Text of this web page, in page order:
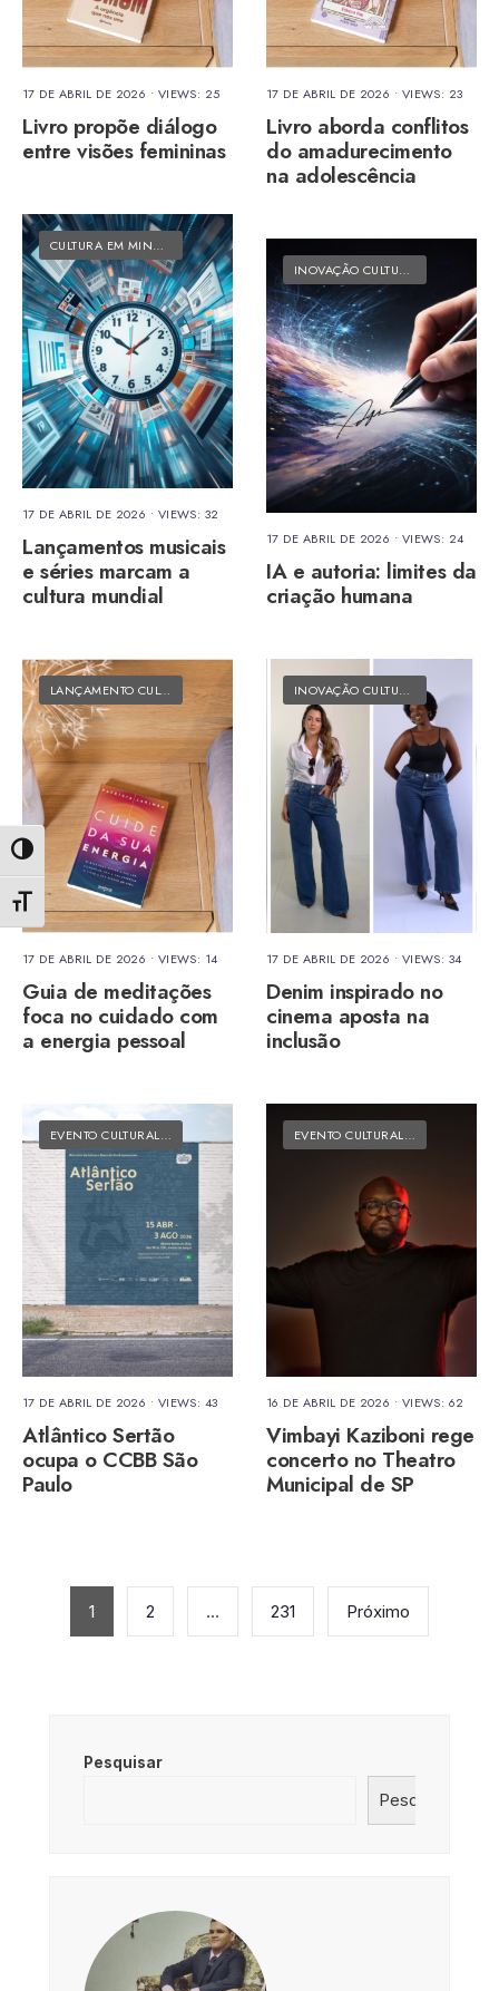
Alternar alto contraste
Alternar tamanho da fonte
17 DE ABRIL DE 2026 • VIEWS: 25
Livro propõe diálogo
entre visões femininas
17 DE ABRIL DE 2026 • VIEWS: 23
Livro aborda conflitos
do amadurecimento
na adolescência
CULTURA EM MINUTOS •MATÉRIAS DO FOLK
17 DE ABRIL DE 2026 • VIEWS: 32
Lançamentos musicais
e séries marcam a
cultura mundial
INOVAÇÃO CULTURAL
17 DE ABRIL DE 2026 • VIEWS: 24
IA e autoria: limites da
criação humana
LANÇAMENTO CULTURAL • MATÉRIAS DO FOLK
17 DE ABRIL DE 2026 • VIEWS: 14
Guia de meditações
foca no cuidado com
a energia pessoal
INOVAÇÃO CULTURAL •
17 DE ABRIL DE 2026 • VIEWS: 34
Denim inspirado no
cinema aposta na
inclusão
EVENTO CULTURAL
•
17 DE ABRIL DE 2026 • VIEWS: 43
Atlântico Sertão
ocupa o CCBB São
Paulo
EVENTO CULTURAL
•
16 DE ABRIL DE 2026 • VIEWS: 62
Vimbayi Kaziboni rege
concerto no Theatro
Municipal de SP
Paginação
1 2 … 231 Próximo
Pesquisar
Pesquisar